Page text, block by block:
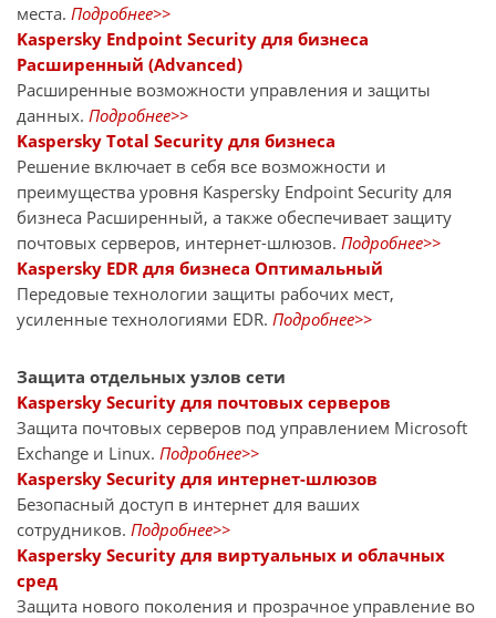
места. Подробнее>>
Kaspersky Endpoint Security для бизнеса
Расширенный (Advanced)
Расширенные возможности управления и защиты
данных. Подробнее>>
Kaspersky Total Security для бизнеса
Решение включает в себя все возможности и
преимущества уровня Kaspersky Endpoint Security для
бизнеса Расширенный, а также обеспечивает защиту
почтовых серверов, интернет-шлюзов. Подробнее>>
Kaspersky EDR для бизнеса Оптимальный
Передовые технологии защиты рабочих мест,
усиленные технологиями EDR. Подробнее>>
Защита отдельных узлов сети
Kaspersky Security для почтовых серверов
Защита почтовых серверов под управлением Microsoft
Exchange и Linux. Подробнее>>
Kaspersky Security для интернет-шлюзов
Безопасный доступ в интернет для ваших
сотрудников. Подробнее>>
Kaspersky Security для виртуальных и облачных
сред
Защита нового поколения и прозрачное управление во